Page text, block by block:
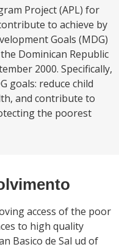
Project (APL) for
to achieve by
Goals (MDG)
Dominican Republic
2000. Specifically,
goals: reduce child
and contribute to
the poorest
access of the poor
to high quality
Basico de Sal ud of